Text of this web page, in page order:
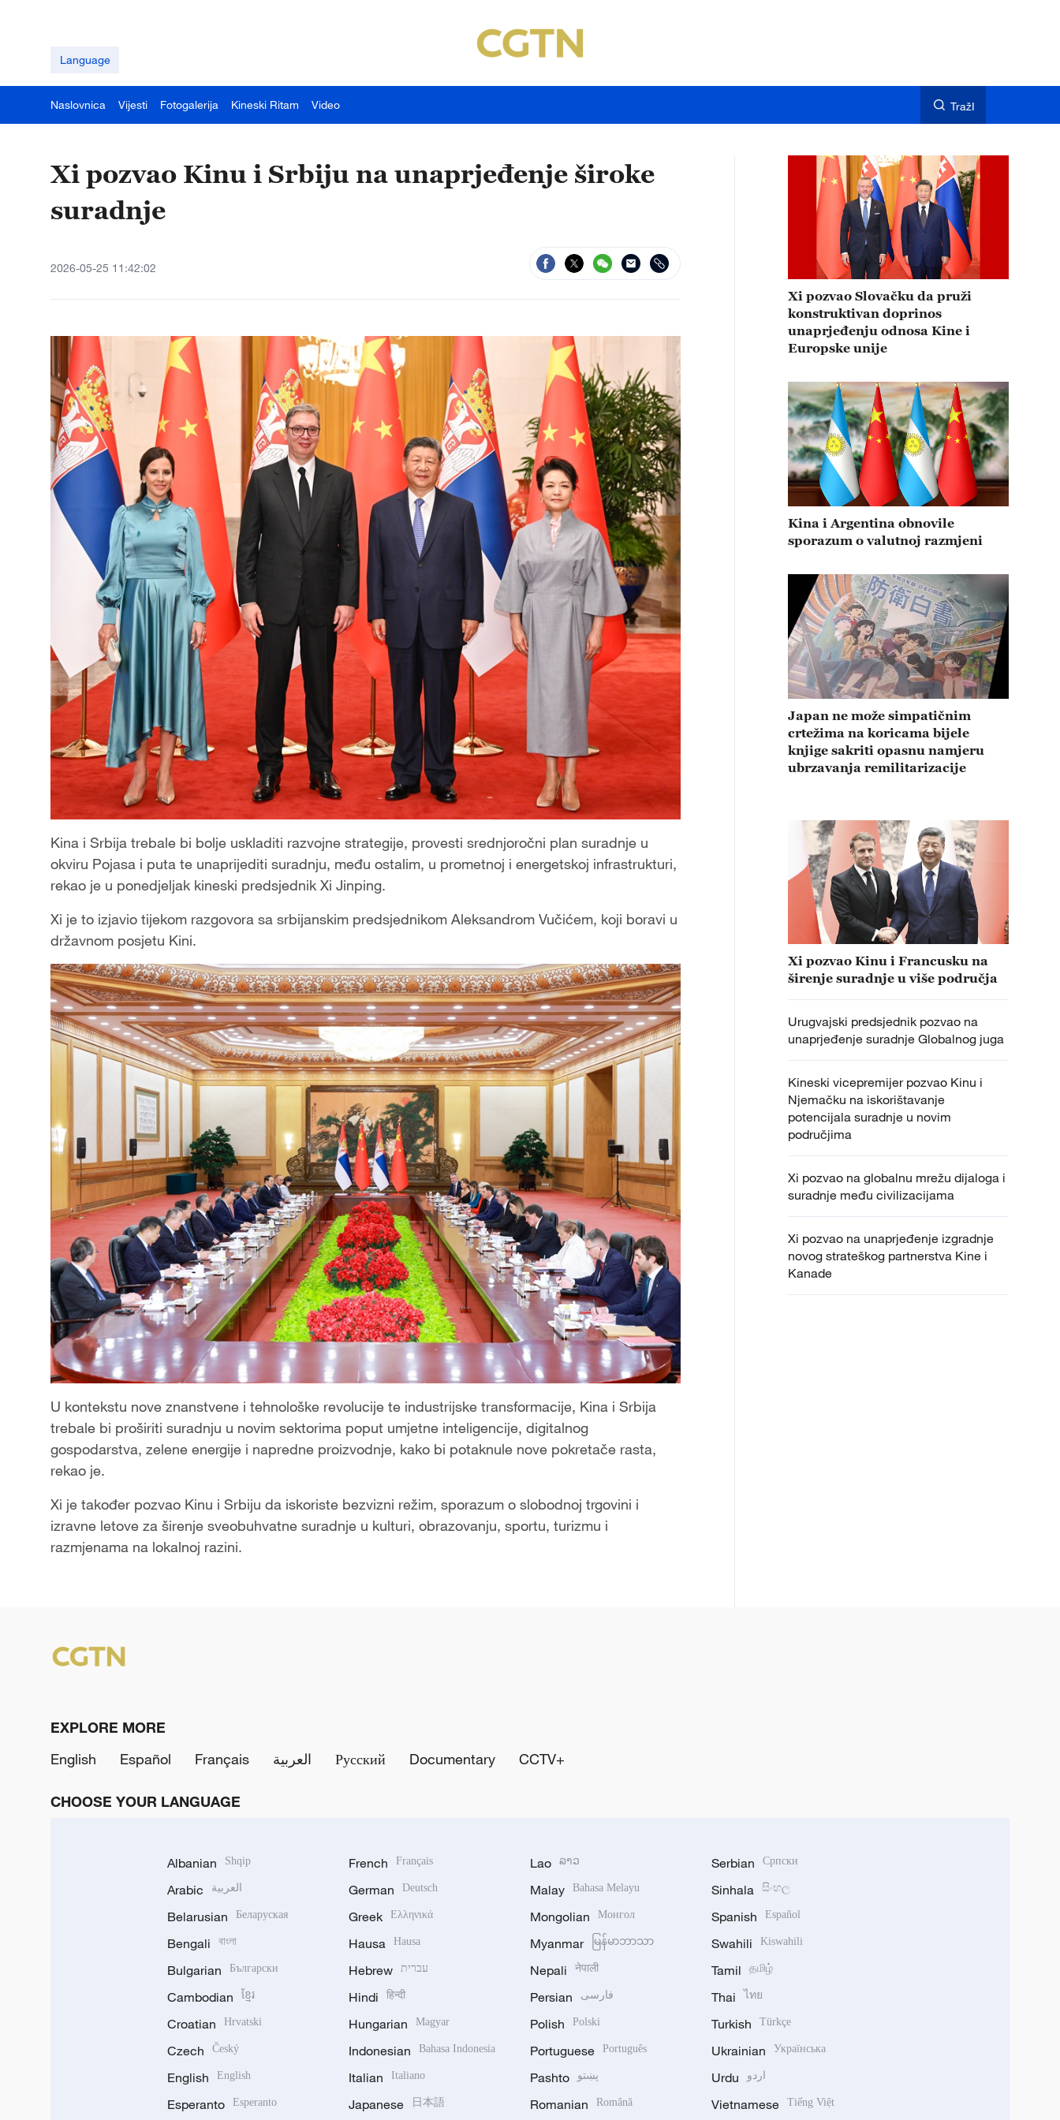
Language
Naslovnica Vijesti Fotogalerija Kineski Ritam Video TražI
Xi pozvao Kinu i Srbiju na unaprjeđenje široke
suradnje
2026-05-25 11:42:02
Kina i Srbija trebale bi bolje uskladiti razvojne strategije, provesti srednjoročni plan suradnje u
okviru Pojasa i puta te unaprijediti suradnju, među ostalim, u prometnoj i energetskoj infrastrukturi,
rekao je u ponedjeljak kineski predsjednik Xi Jinping.
Xi je to izjavio tijekom razgovora sa srbijanskim predsjednikom Aleksandrom Vučićem, koji boravi u
državnom posjetu Kini.
U kontekstu nove znanstvene i tehnološke revolucije te industrijske transformacije, Kina i Srbija
trebale bi proširiti suradnju u novim sektorima poput umjetne inteligencije, digitalnog
gospodarstva, zelene energije i napredne proizvodnje, kako bi potaknule nove pokretače rasta,
rekao je.
Xi je također pozvao Kinu i Srbiju da iskoriste bezvizni režim, sporazum o slobodnoj trgovini i
izravne letove za širenje sveobuhvatne suradnje u kulturi, obrazovanju, sportu, turizmu i
razmjenama na lokalnoj razini.
Xi pozvao Slovačku da pruži
konstruktivan doprinos
unaprjeđenju odnosa Kine i
Europske unije
Kina i Argentina obnovile
sporazum o valutnoj razmjeni
Japan ne može simpatičnim
crtežima na koricama bijele
knjige sakriti opasnu namjeru
ubrzavanja remilitarizacije
Xi pozvao Kinu i Francusku na
širenje suradnje u više područja
Urugvajski predsjednik pozvao na
unaprjeđenje suradnje Globalnog juga
Kineski vicepremijer pozvao Kinu i
Njemačku na iskorištavanje
potencijala suradnje u novim
područjima
Xi pozvao na globalnu mrežu dijaloga i
suradnje među civilizacijama
Xi pozvao na unaprjeđenje izgradnje
novog strateškog partnerstva Kine i
Kanade
EXPLORE MORE
English
Español Français العربية Русский Documentary CCTV+
CHOOSE YOUR LANGUAGE
Albanian Shqip
Arabic العربية
Belarusian Беларуская
Bengali বাংলা
Bulgarian Български
Cambodian ខ្មែរ
Croatian Hrvatski
Czech Český
English English
Esperanto Esperanto
French Français
German Deutsch
Greek Ελληνικά
Hausa Hausa
Hebrew עברית
Hindi हिन्दी
Hungarian Magyar
Indonesian Bahasa Indonesia
Italian Italiano
Japanese 日本語
Lao ລາວ
Malay Bahasa Melayu
Mongolian Монгол
Myanmar မြန်မာဘာသာ
Nepali नेपाली
Persian فارسی
Polish Polski
Portuguese Português
Pashto پښتو
Romanian Română
Serbian Српски
Sinhala සිංහල
Spanish Español
Swahili Kiswahili
Tamil தமிழ்
Thai ไทย
Turkish Türkçe
Ukrainian Українська
Urdu اردو
Vietnamese Tiếng Việt